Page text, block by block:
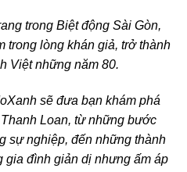
trong Biệt động Sài Gòn,
trong lòng khán giả, trở thành
Việt những năm 80.
sẽ đưa bạn khám phá
Loan, từ những bước
sự nghiệp, đến những thành
gia đình giản dị nhưng ấm áp